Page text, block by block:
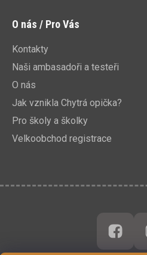
O nás / Pro Vás
Kontakty
Naši ambasadoři a testeři
O nás
Jak vznikla Chytrá opička?
Pro školy a školky
Velkoobchod registrace